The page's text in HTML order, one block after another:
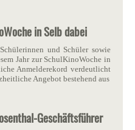
in Selb dabei
und Schüler sowie
Jahr zur SchulKinoWoche in
Anmelderekord verdeutlicht
Angebot bestehend aus
Geschäftsführer